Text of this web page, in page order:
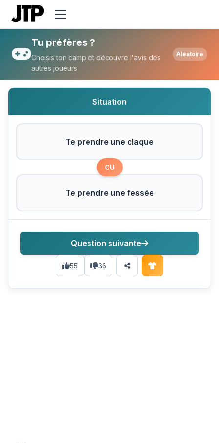
Tu préfères Te prendre une claque ou
Tu préfères ?
Choisis ton camp et découvre l'avis des
autres joueurs
Aléatoire
Situation
Te prendre une claque
OU
Te prendre une fessée
55 36
Question suivante